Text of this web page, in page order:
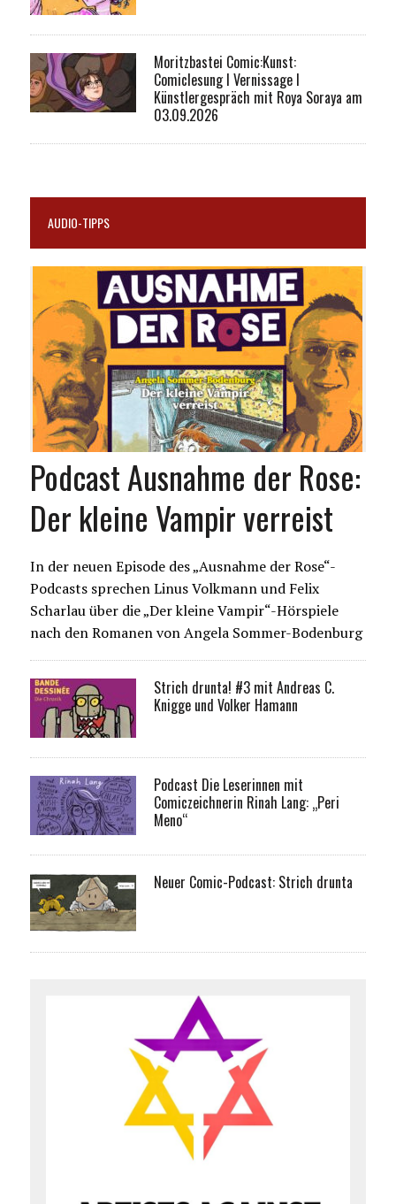
Moritzbastei Comic:Kunst:
Comiclesung I Vernissage I
Künstlergespräch mit Roya Soraya am
03.09.2026
AUDIO-TIPPS
Podcast Ausnahme der Rose:
Der kleine Vampir verreist
In der neuen Episode des „Ausnahme der Rose“-
Podcasts sprechen Linus Volkmann und Felix
Scharlau über die „Der kleine Vampir“-Hörspiele
nach den Romanen von Angela Sommer-Bodenburg
Strich drunta! #3 mit Andreas C.
Knigge und Volker Hamann
Podcast Die Leserinnen mit
Comiczeichnerin Rinah Lang: „Peri
Meno“
Neuer Comic-Podcast: Strich drunta